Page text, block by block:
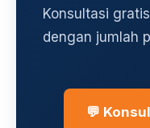
Konsultasi
dengan jumlah
💬